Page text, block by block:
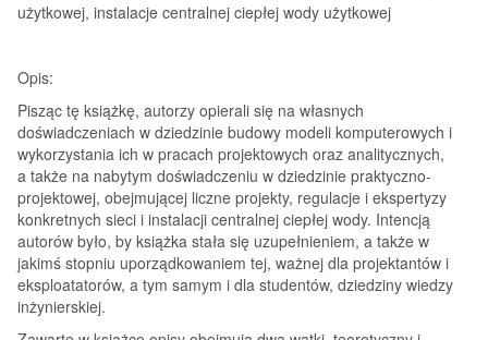
użytkowej, instalacje centralnej ciepłej wody użytkowej
Opis:
Pisząc tę książkę, autorzy opierali się na własnych
doświadczeniach w dziedzinie budowy modeli komputerowych i
wykorzystania ich w pracach projektowych oraz analitycznych,
a także na nabytym doświadczeniu w dziedzinie praktyczno-
projektowej, obejmującej liczne projekty, regulacje i ekspertyzy
konkretnych sieci i instalacji centralnej ciepłej wody. Intencją
autorów było, by książka stała się uzupełnieniem, a także w
jakimś stopniu uporządkowaniem tej, ważnej dla projektantów i
eksploatatorów, a tym samym i dla studentów, dziedziny wiedzy
inżynierskiej.